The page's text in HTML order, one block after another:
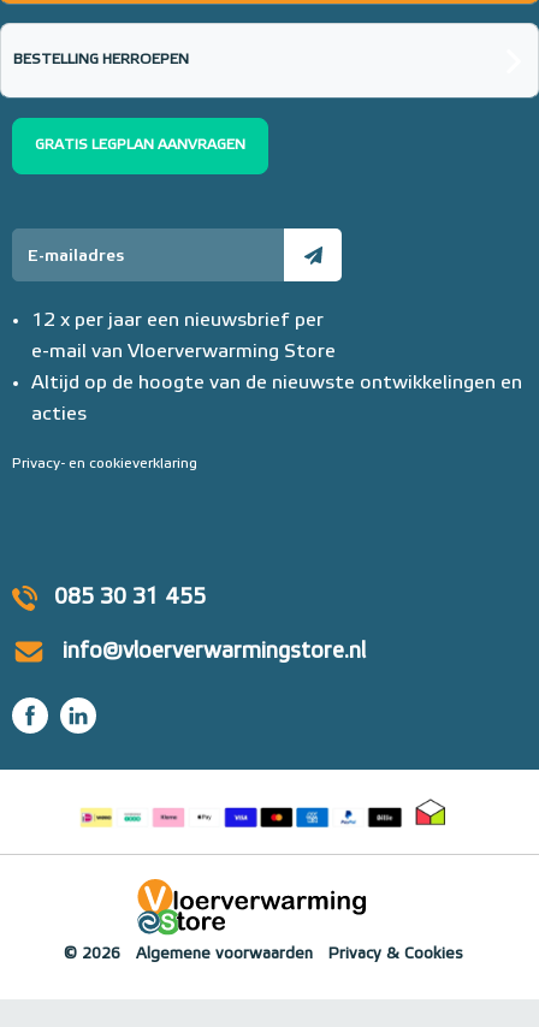
085 30 31 455
info@vloerverwarmingstore.nl
BESTELLING HERROEPEN
GRATIS LEGPLAN AANVRAGEN
12 x per jaar een nieuwsbrief per
e-mail van Vloerverwarming Store
Altijd op de hoogte van de nieuwste ontwikkelingen en
acties
Privacy- en cookieverklaring
© 2026 Algemene voorwaarden Privacy & Cookies